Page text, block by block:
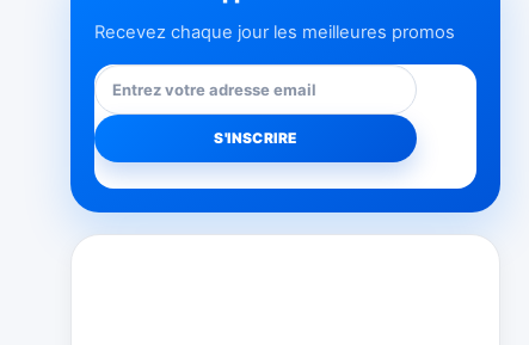
Recevez chaque jour les meilleures promos